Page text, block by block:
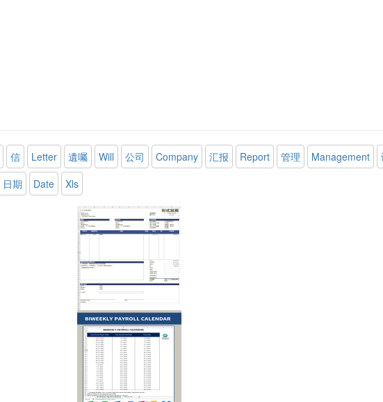
信 Letter 遺囑 Will 公司 Company 汇报 Report 管理 Management
日期 Date Xls